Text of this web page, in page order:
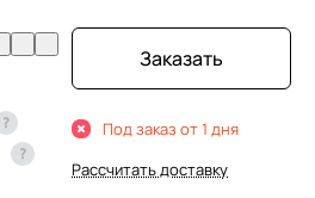
Заказать
Под заказ от 1 дня
Рассчитать доставку